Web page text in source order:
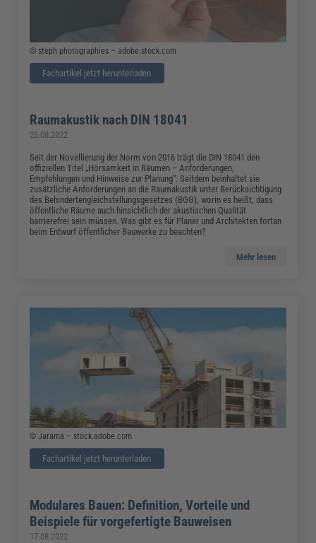
© steph photographies – adobe.stock.com
Fachartikel jetzt herunterladen
Raumakustik nach DIN 18041
25.08.2022
Seit der Novellierung der Norm von 2016 trägt die DIN 18041 den
offiziellen Titel „Hörsamkeit in Räumen – Anforderungen,
Empfehlungen und Hinweise zur Planung“. Seitdem beinhaltet sie
zusätzliche Anforderungen an die Raumakustik unter Berücksichtigung
des Behindertengleichstellungsgesetzes (BGG), worin es heißt, dass
öffentliche Räume auch hinsichtlich der akustischen Qualität
barrierefrei sein müssen. Was gibt es für Planer und Architekten fortan
beim Entwurf öffentlicher Bauwerke zu beachten?
Mehr lesen
© Jarama – stock.adobe.com
Fachartikel jetzt herunterladen
Modulares Bauen: Definition, Vorteile und
Beispiele für vorgefertigte Bauweisen
17.08.2022